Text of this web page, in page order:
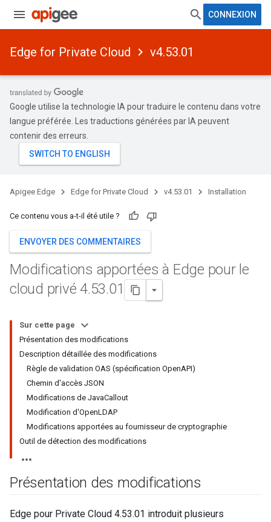
CONNEXION
Edge for Private Cloud v4.53.01
Google utilise la technologie IA pour traduire le contenu dans votre
langue préférée. Les traductions générées par IA peuvent
contenir des erreurs.
Apigee Edge Edge for Private Cloud v4.53.01 Installation
Ce contenu vous a-t-il été utile ?
ENVOYER DES COMMENTAIRES
Modifications apportées à Edge pour le
cloud privé 4.53.01
Sur cette page
Présentation des modifications
Description détaillée des modifications
Règle de validation OAS (spécification OpenAPI)
Chemin d'accès JSON
Modifications de JavaCallout
Modification d'OpenLDAP
Modifications apportées au fournisseur de cryptographie
Outil de détection des modifications
Présentation des modifications
Edge pour Private Cloud 4.53.01 introduit plusieurs